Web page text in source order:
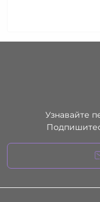
Узнавайте